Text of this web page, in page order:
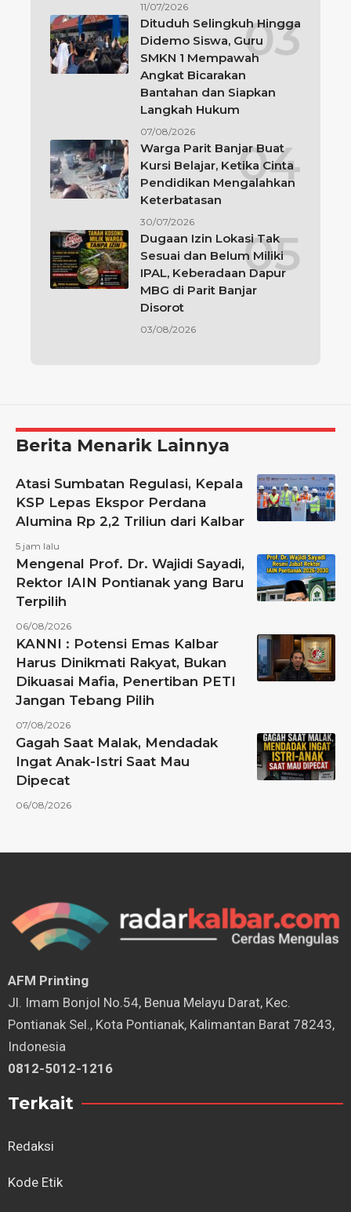
11/07/2026
Dituduh Selingkuh Hingga
Didemo Siswa, Guru
SMKN 1 Mempawah
Angkat Bicarakan
Bantahan dan Siapkan
Langkah Hukum
07/08/2026
Warga Parit Banjar Buat
Kursi Belajar, Ketika Cinta
Pendidikan Mengalahkan
Keterbatasan
30/07/2026
Dugaan Izin Lokasi Tak
Sesuai dan Belum Miliki
IPAL, Keberadaan Dapur
MBG di Parit Banjar
Disorot
03/08/2026
Berita Menarik Lainnya
Atasi Sumbatan Regulasi, Kepala
KSP Lepas Ekspor Perdana
Alumina Rp 2,2 Triliun dari Kalbar
5 jam lalu
Mengenal Prof. Dr. Wajidi Sayadi,
Rektor IAIN Pontianak yang Baru
Terpilih
06/08/2026
KANNI : Potensi Emas Kalbar
Harus Dinikmati Rakyat, Bukan
Dikuasai Mafia, Penertiban PETI
Jangan Tebang Pilih
07/08/2026
Gagah Saat Malak, Mendadak
Ingat Anak-Istri Saat Mau
Dipecat
06/08/2026
AFM Printing
⁠Jl. Imam Bonjol No.54, Benua Melayu Darat, Kec.
Pontianak Sel., Kota Pontianak, Kalimantan Barat 78243,
Indonesia
0812-5012-1216
Terkait
Redaksi
Kode Etik